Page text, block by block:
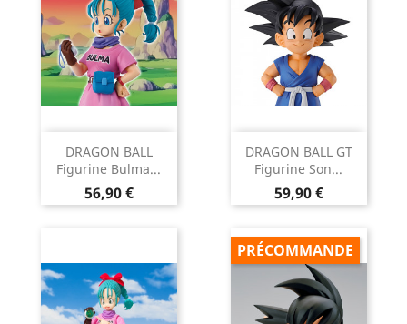
DRAGON BALL
Figurine Bulma...
Prix
56,90 €
DRAGON BALL GT
Figurine Son...
Prix
59,90 €
PRÉCOMMANDE